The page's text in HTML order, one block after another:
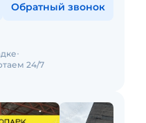
Обратный звонок
24/7